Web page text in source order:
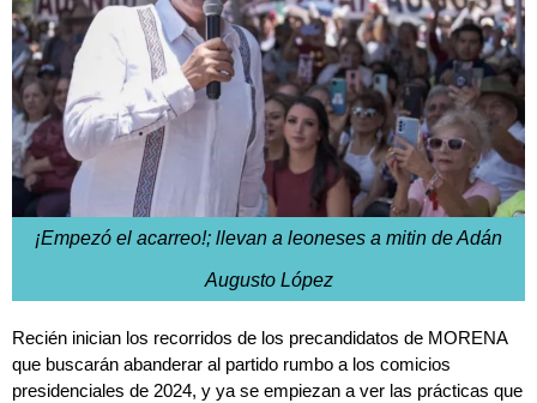
¡Empezó el acarreo!; llevan a leoneses a mitin de Adán
Augusto López
Recién inician los recorridos de los precandidatos de MORENA
que buscarán abanderar al partido rumbo a los comicios
presidenciales de 2024, y ya se empiezan a ver las prácticas que